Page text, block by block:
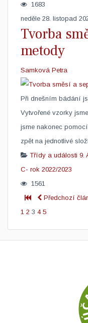
1683
neděle 28. listopad
Tvorba
metody
Samková Petra
Při dnešním bádání
Vytvořené vzorky
jsme nakonec
zpět na jednotlivé
Třídy a události 9.
C- rok 2022/2023
1561
Předchozí
1 2 3 4 5